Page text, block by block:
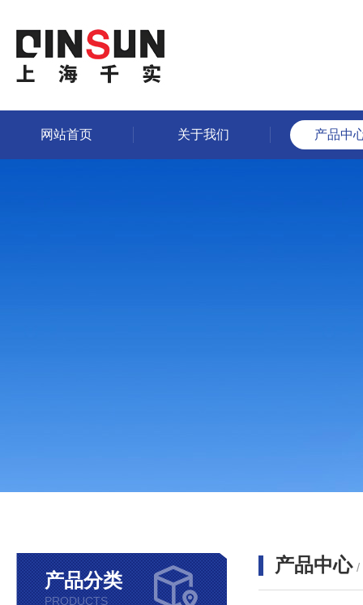
网站首页 关于我们 产品中
产品分类
PRODUCTS
产品中心 /